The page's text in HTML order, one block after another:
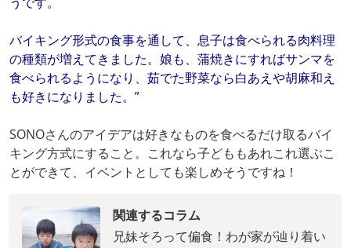
バイキング形式の食事を通して、息子は食べられる肉料理
の種類が増えてきました。娘も、蒲焼きにすればサンマを
食べられるようになり、茹でた野菜なら白あえや胡麻和え
も好きになりました。”
SONOさんのアイデアは好きなものを食べるだけ取るバイ
キング方式にすること。これなら子どももあれこれ選ぶこ
とができて、イベントとしても楽しめそうですね！
関連するコラム
兄妹そろって偏食！わが家が辿り着い